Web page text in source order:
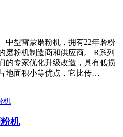
中型雷蒙磨粉机，拥有22年磨粉
磨粉机制造商和供应商。 R系列
的专家优化升级改造，具有低损
地面积小等优点，它比传…
机